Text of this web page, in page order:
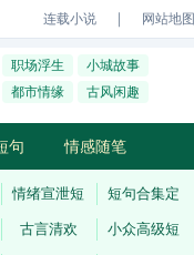
连载小说 ｜ 网站地图
职场浮生
小城故事
都市情缘 古风闲趣
句 情感随笔
情绪宣泄短 短句合集定
古言清欢 小众高级短